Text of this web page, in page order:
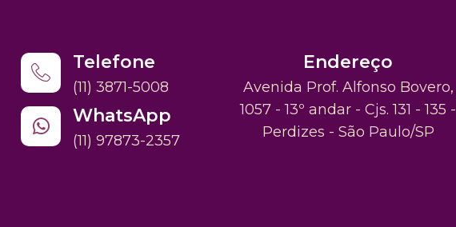
Telefone
(11) 3871-5008
WhatsApp
(11) 97873-2357
Endereço
Avenida Prof. Alfonso Bovero,
1057 - 13º andar - Cjs. 131 - 135 -
Perdizes - São Paulo/SP